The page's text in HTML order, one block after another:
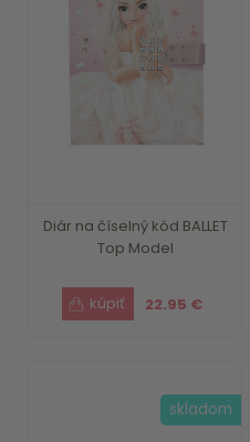
Diár na číselný kód BALLET
Top Model
22.95 €
skladom